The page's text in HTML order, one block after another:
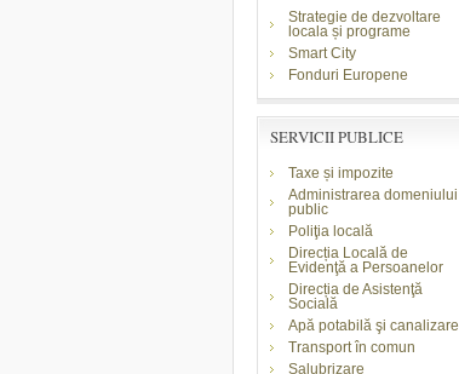
Strategie de dezvoltare
locala și programe
Smart City
Fonduri Europene
SERVICII PUBLICE
Taxe și impozite
Administrarea domeniului
public
Poliţia locală
Direcția Locală de
Evidenţă a Persoanelor
Direcția de Asistenţă
Socială
Apă potabilă şi canalizare
Transport în comun
Salubrizare